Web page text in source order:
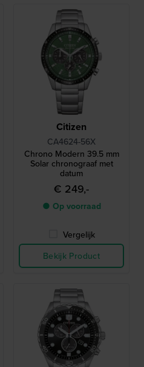
Citizen
CA4624-56X
Chrono Modern 39.5 mm
Solar chronograaf met
datum
€ 249,-
● Op voorraad
Vergelijk
Bekijk Product